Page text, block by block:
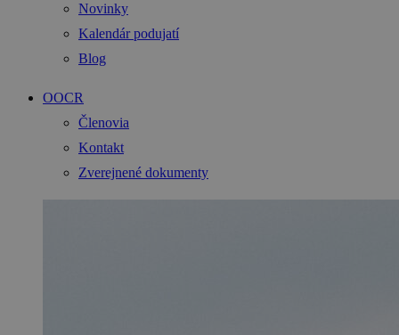
Novinky
Kalendár podujatí
Blog
OOCR
Členovia
Kontakt
Zverejnené dokumenty